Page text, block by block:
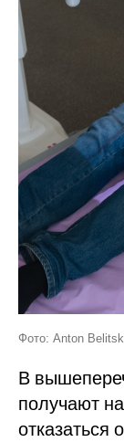
Фото: Anton
В
получают
отказаться